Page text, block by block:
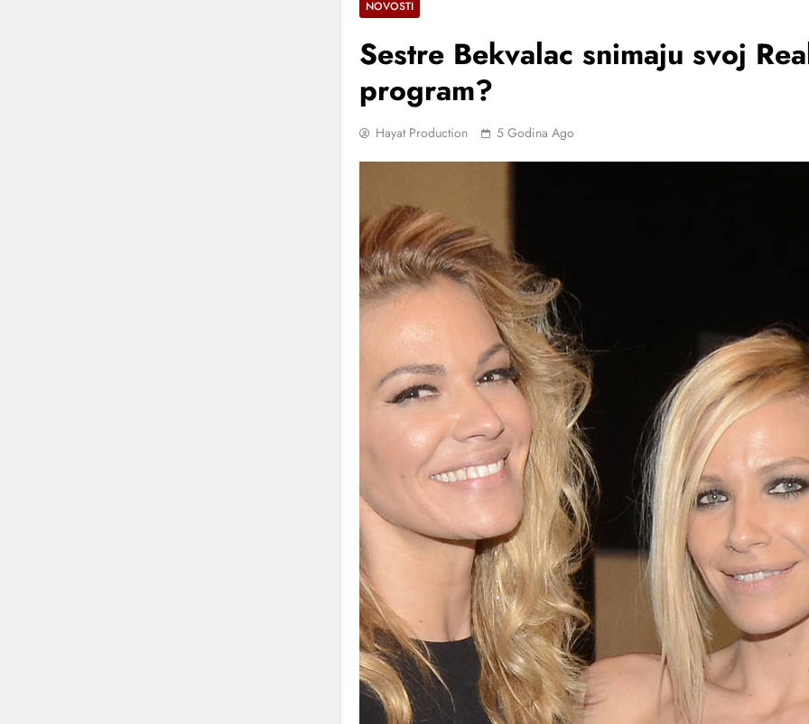
NOVOSTI
Sestre Bekvalac snimaju svoj
program?
Hayat Production 5 Godina Ago